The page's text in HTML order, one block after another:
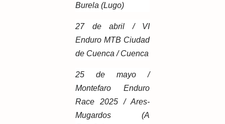
Burela (Lugo)
27 de abril / VI
Enduro MTB Ciudad
de Cuenca / Cuenca
25 de mayo /
Montefaro Enduro
Race 2025 / Ares-
Mugardos (A